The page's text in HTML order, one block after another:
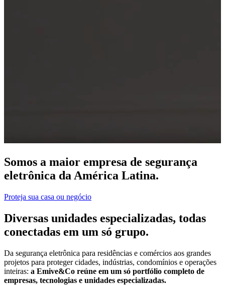
Somos a maior empresa de segurança
eletrônica da América Latina.
Proteja sua casa ou negócio
Diversas unidades especializadas, todas
conectadas em um só grupo.
Da segurança eletrônica para residências e comércios aos grandes
projetos para proteger cidades, indústrias, condomínios e operações
inteiras: a Emive&Co reúne em um só portfólio completo de
empresas, tecnologias e unidades especializadas.